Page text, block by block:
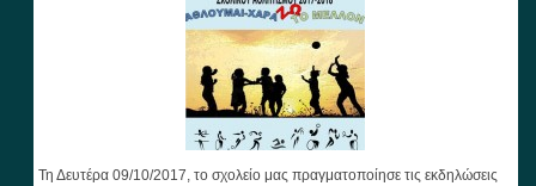
Τη Δευτέρα 09/10/2017, το σχολείο μας πραγματοποίησε τις εκδηλώσεις